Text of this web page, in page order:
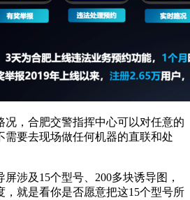
，合肥交警指挥中心可以对任意的
需要去现场做任何机器的直联和处
及15个型号、200多块诱导图，
，就是看你是否愿意把这15个型号所